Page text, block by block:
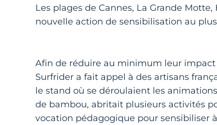
Les plages de Cannes, La Grande
nouvelle action de sensibilisation au
Afin de réduire au minimum leur
Surfrider a fait appel à des artisans
le stand où se déroulaient les
de bambou, abritait plusieurs activités
vocation pédagogique pour sensibiliser